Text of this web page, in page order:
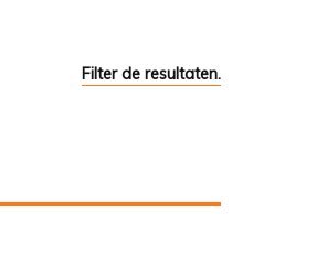
Filter de resultaten.